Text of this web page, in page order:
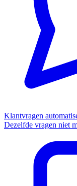
Klantvragen
Dezelfde vragen niet